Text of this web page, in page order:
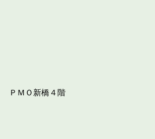
ＰＭＯ新橋４階